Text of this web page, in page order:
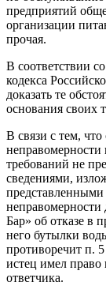
предприятий
организации
прочая.
В соответствии
кодекса
доказать те
основания своих
В связи с тем, что
неправомерности
требований не
сведениями,
Бар» об отказе в
него бутылки
противоречит п.
истец имел право
ответчика.